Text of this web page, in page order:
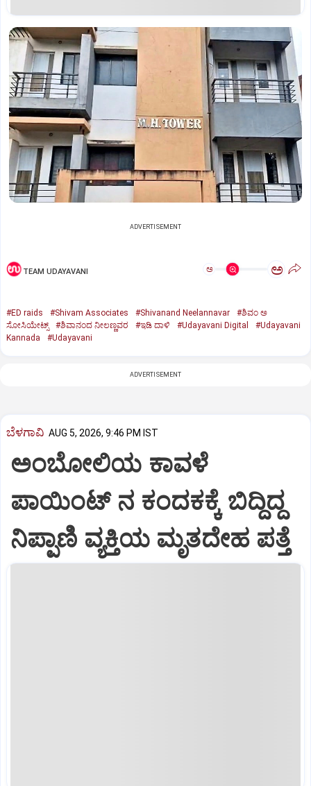
ADVERTISEMENT
TEAM UDAYAVANI ಅ ಅ
#ED raids #Shivam Associates #Shivanand Neelannavar
#ಶಿವಂ ಅ
ಸೋಸಿಯೇಟ್ಸ್
#ಶಿವಾನಂದ ನೀಲಣ್ಣವರ #ಇಡಿ ದಾಳಿ #Udayavani Digital
#Udayavani
Kannada
#Udayavani
ADVERTISEMENT
ಬೆಳಗಾವಿ AUG 5, 2026, 9:46 PM IST
ಅಂಬೋಲಿಯ ಕಾವಳೆ‌
ಪಾಯಿಂಟ್ ನ ಕಂದಕಕ್ಕೆ ಬಿದ್ದಿದ್ದ
ನಿಪ್ಪಾಣಿ ವ್ಯಕ್ತಿಯ ಮೃತದೇಹ ಪತ್ತೆ